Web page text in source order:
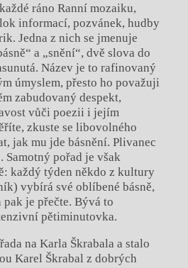
ráno Ranní mozaiku,
informací, pozvánek, hudby
Jedna z nich se jmenuje
a „snění“, dvě slova do
Název je to rafinovaný
úmyslem, přesto ho považuji
zabudovaný despekt,
vůči poezii i jejím
zkuste se libovolného
jak mu jde básnění. Plivanec
Samotný pořad je však
každý týden někdo z kultury
vybírá své oblíbené básně,
je přečte. Bývá to
pětiminutovka.
na Karla Škrabala a stalo
Karel Škrabal z dobrých